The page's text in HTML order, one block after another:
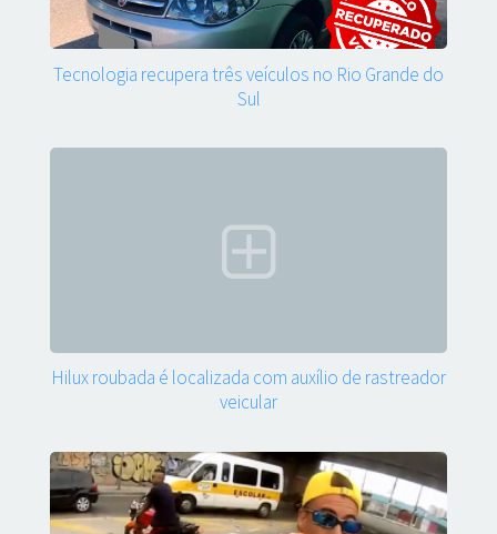
Tecnologia recupera três veículos no Rio Grande do
Sul
Hilux roubada é localizada com auxílio de rastreador
veicular